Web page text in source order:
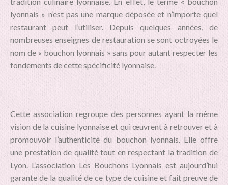
lyonnais » n’est pas une marque déposée et n’importe quel
restaurant peut l’utiliser. Depuis quelques années, de
nombreuses enseignes de restauration se sont octroyées le
nom de « bouchon lyonnais » sans pour autant respecter les
fondements de cette spécificité lyonnaise.
Cette association regroupe des personnes ayant la même
vision de la cuisine lyonnaise et qui œuvrent à retrouver et à
promouvoir l’authenticité du bouchon lyonnais. Elle offre
une prestation de qualité tout en respectant la tradition de
Lyon. L’association Les Bouchons Lyonnais est aujourd’hui
garante de la qualité de ce type de cuisine et fait preuve de